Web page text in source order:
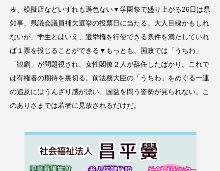
表、模擬店などいずれも遜色ない▼学園祭で盛り上がる26日は県
知事、県議会議員補欠選挙の投票日に当たる。大人目線かもしれ
ないが、学生とはいえ、選挙権を行使できる条件を満たしていれ
ば１票を投じることができる▼もっとも、国政では「うちわ」
「観劇」が問題視され、女性閣僚２人が辞任したばかり。これで
は有権者の期待を裏切る。前法務大臣の「うちわ」をめぐる一連
の追及にはうんざり感が漂い、国益を問う姿勢が見られない。こ
のありさまでは若者に見放されるだけだ。